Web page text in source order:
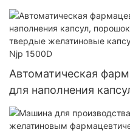
фармацевтическими
автоматическая
капсул
Автоматическая
для наполнения
таблетки, пустые
капсулы, машина для